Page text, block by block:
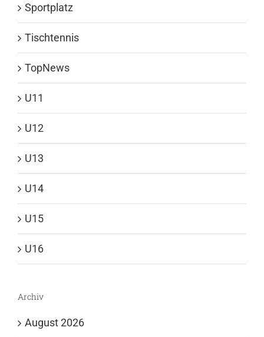
Sportplatz
Tischtennis
TopNews
U11
U12
U13
U14
U15
U16
Archiv
August 2026